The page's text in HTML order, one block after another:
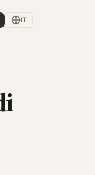
IT